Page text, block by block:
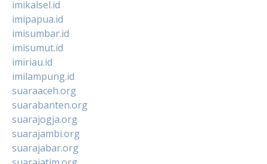
imikalsel.id
imipapua.id
imisumbar.id
imisumut.id
imiriau.id
imilampung.id
suaraaceh.org
suarabanten.org
suarajogja.org
suarajambi.org
suarajabar.org